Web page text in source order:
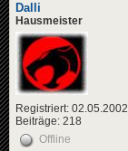
Dalli
Hausmeister
Registriert: 02.05.2002
Beiträge: 218
Offline